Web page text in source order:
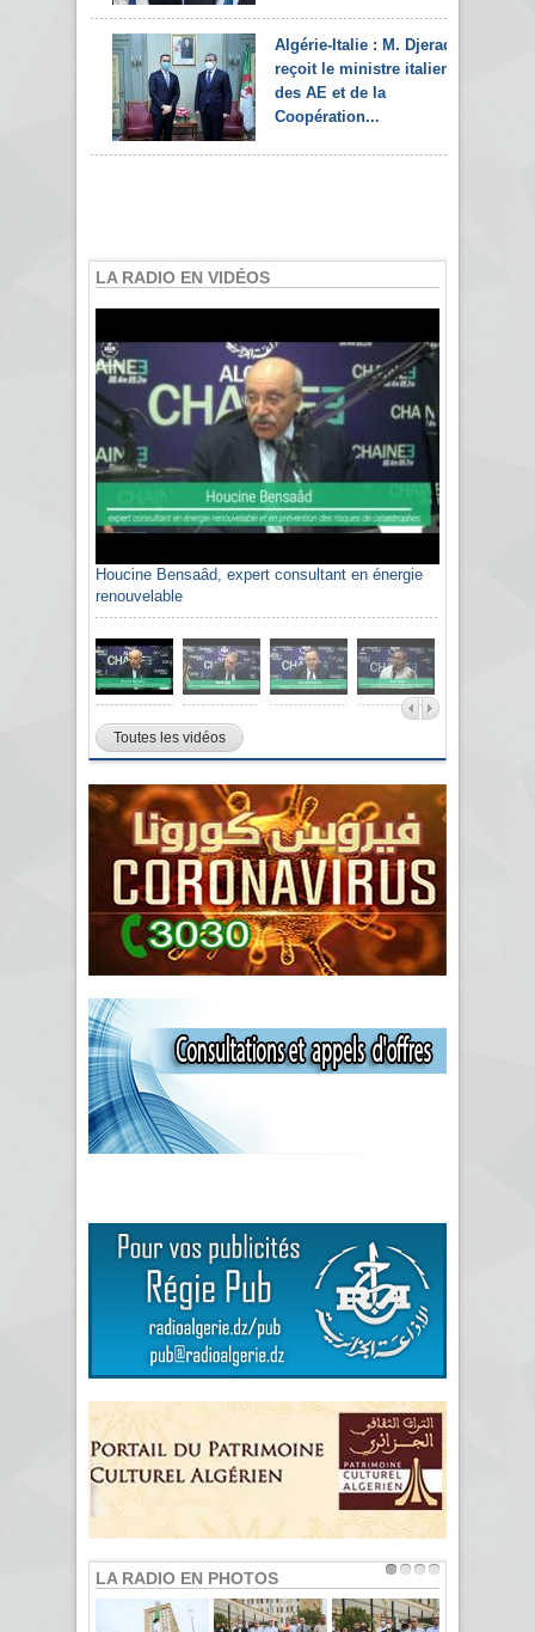
Algérie-Italie : M. Djerad
reçoit le ministre italien
des AE et de la
Coopération...
LA RADIO EN VIDÉOS
Houcine Bensaâd, expert consultant en énergie
renouvelable
Toutes les vidéos
LA RADIO EN PHOTOS